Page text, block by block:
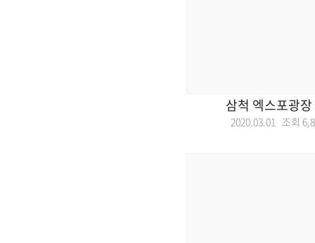
삼척 엑스포광
2020.03.01 조회